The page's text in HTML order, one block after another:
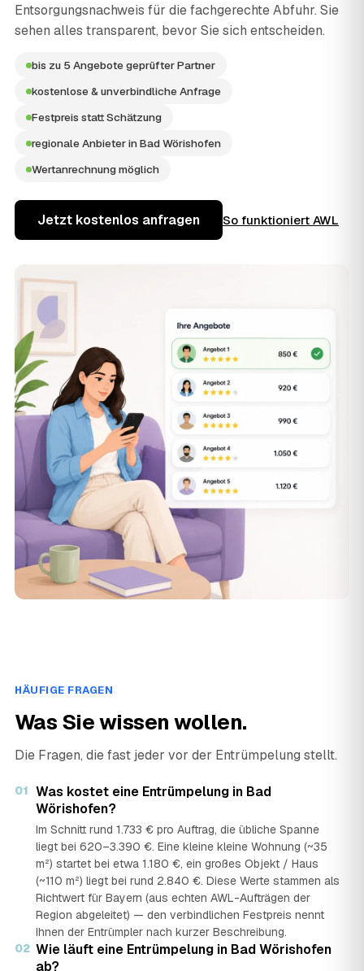
Entsorgungsnachweis für die fachgerechte Abfuhr. Sie
sehen alles transparent, bevor Sie sich entscheiden.
bis zu 5 Angebote geprüfter Partner
kostenlose & unverbindliche Anfrage
Festpreis statt Schätzung
regionale Anbieter in Bad Wörishofen
Wertanrechnung möglich
Jetzt kostenlos anfragen So funktioniert AWL
HÄUFIGE FRAGEN
Was Sie wissen wollen.
Die Fragen, die fast jeder vor der Entrümpelung stellt.
01 Was kostet eine Entrümpelung in Bad
Wörishofen?
Im Schnitt rund 1.733 € pro Auftrag, die übliche Spanne
liegt bei 620–3.390 €. Eine kleine kleine Wohnung (~35
m²) startet bei etwa 1.180 €, ein großes Objekt / Haus
(~110 m²) liegt bei rund 2.840 €. Diese Werte stammen als
Richtwert für Bayern (aus echten AWL-Aufträgen der
Region abgeleitet) — den verbindlichen Festpreis nennt
Ihnen der Entrümpler nach kurzer Beschreibung.
02 Wie läuft eine Entrümpelung in Bad Wörishofen
ab?